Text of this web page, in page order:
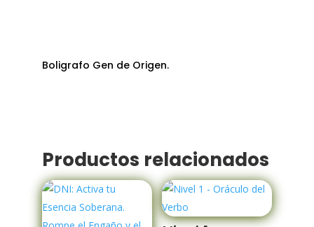
Boligrafo Gen de Origen.
Productos relacionados